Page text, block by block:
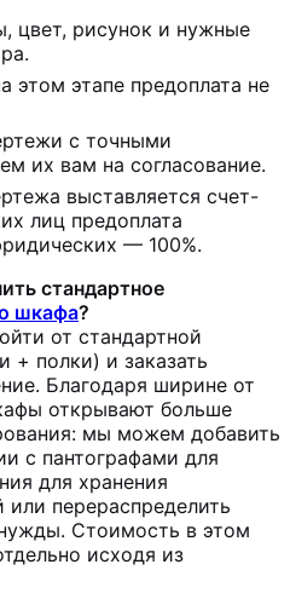
цвет, рисунок и нужные
этом этапе предоплата не
с точными
их вам на согласование.
выставляется счет-
лиц предоплата
— 100%.
стандартное
шкафа?
от стандартной
+ полки) и заказать
Благодаря ширине от
открывают больше
мы можем добавить
с пантографами для
для хранения
перераспределить
Стоимость в этом
исходя из